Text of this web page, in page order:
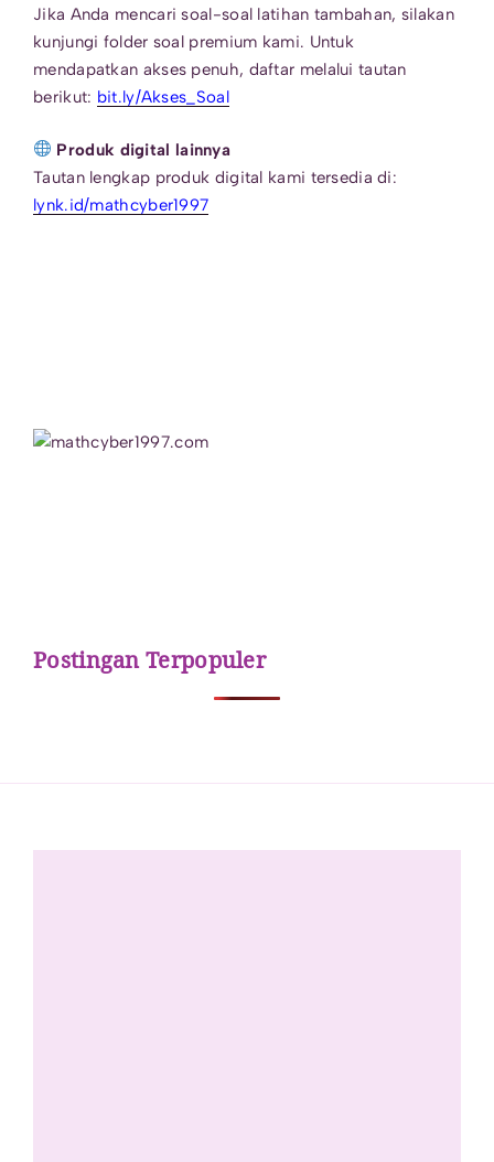
Jika Anda mencari soal-soal latihan tambahan, silakan
kunjungi folder soal premium kami. Untuk
mendapatkan akses penuh, daftar melalui tautan
berikut: bit.ly/Akses_Soal
Produk digital lainnya
Tautan lengkap produk digital kami tersedia di:
lynk.id/mathcyber1997
Postingan Terpopuler